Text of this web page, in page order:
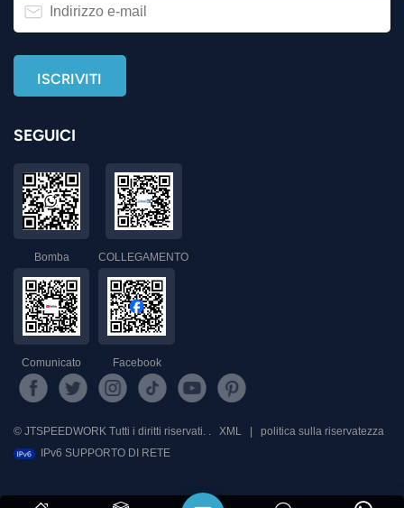
SEGUICI
Bomba COLLEGAMENTO
Comunicato Facebook
© JTSPEEDWORK Tutti i diritti riservati. . XML
politica sulla riservatezza
IPv6 SUPPORTO DI RETE